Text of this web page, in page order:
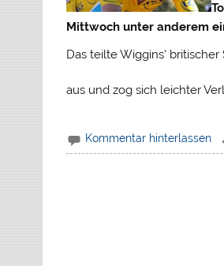
Mittwoch unter anderem
Das teilte Wiggins‘
aus und zog sich leichter
Kommentar hinterlassen